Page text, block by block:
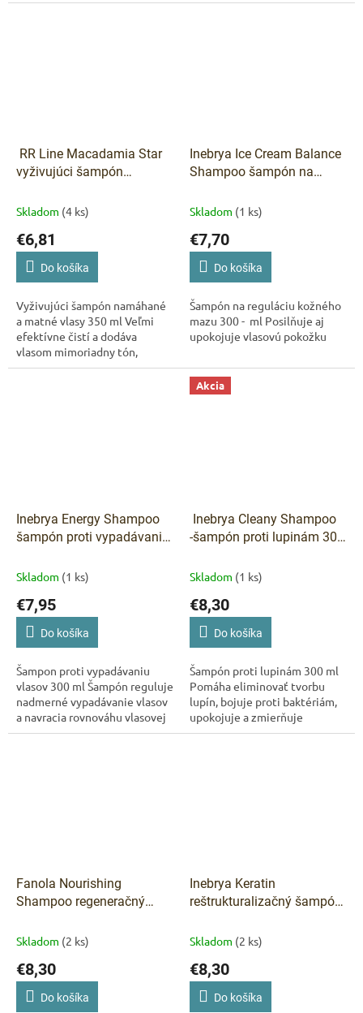
RR Line Macadamia Star
vyživujúci šampón
350 ml
Skladom (4 ks)
€6,81
Do košíka
Vyživujúci šampón namáhané
a matné vlasy 350 ml Veľmi
efektívne čistí a dodáva
vlasom mimoriadny tón,
jemnosť a lesk
Inebrya Ice Cream Balance
Shampoo šampón na
300 ml
Skladom (1 ks)
€7,70
Do košíka
Šampón na reguláciu kožného
mazu 300 - ml Posilňuje aj
upokojuje vlasovú pokožku
Inebrya Energy Shampoo
šampón proti vypadávaniu
Skladom (1 ks)
€7,95
Do košíka
Šampon proti vypadávaniu
vlasov 300 ml Šampón reguluje
nadmerné vypadávanie vlasov
a navracia rovnováhu vlasovej
pokožke
Akcia
Inebrya Cleany Shampoo
-šampón proti lupinám 300
Skladom (1 ks)
€8,30
Do košíka
Šampón proti lupinám 300 ml
Pomáha eliminovať tvorbu
lupín, bojuje proti baktériám,
upokojuje a zmierňuje
dráždenie.
Fanola Nourishing
Shampoo regeneračný
poškodené vlasy 350 ml
Skladom (2 ks)
€8,30
Do košíka
Inebrya Keratin
reštrukturalizačný šampón
Skladom (2 ks)
€8,30
Do košíka